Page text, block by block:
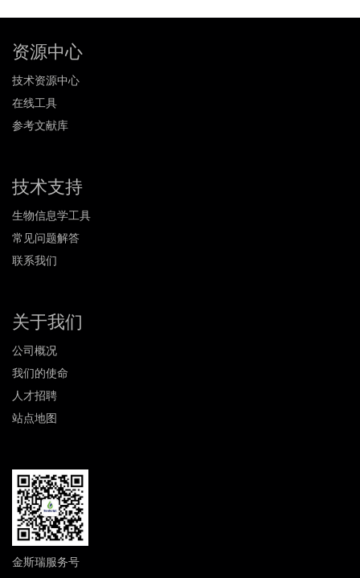
资源中心
技术资源中心
在线工具
参考文献库
技术支持
生物信息学工具
常见问题解答
联系我们
关于我们
公司概况
我们的使命
人才招聘
站点地图
金斯瑞服务号